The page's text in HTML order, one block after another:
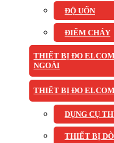
ĐỘ UỐN
ĐIỂM CHÁY
THIẾT BỊ ĐO
NGOÀI
THIẾT BỊ ĐO
DỤNG CỤ
THIẾT BỊ